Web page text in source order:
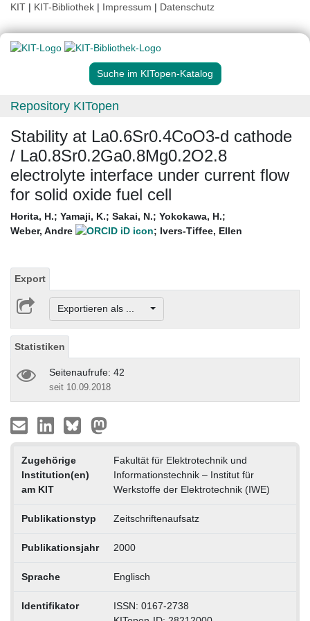
KIT | KIT-Bibliothek | Impressum | Datenschutz
Suche im KITopen-Katalog
Repository KITopen
Stability at La0.6Sr0.4CoO3-d cathode
/ La0.8Sr0.2Ga0.8Mg0.2O2.8
electrolyte interface under current flow
for solid oxide fuel cell
Horita, H.; Yamaji, K.; Sakai, N.; Yokokawa, H.;
Weber, Andre
; Ivers-Tiffee, Ellen
Export
Exportieren als ...
Statistiken
Seitenaufrufe: 42
seit 10.09.2018
Zugehörige
Institution(en)
am KIT
Fakultät für Elektrotechnik und
Informationstechnik – Institut für
Werkstoffe der Elektrotechnik (IWE)
Publikationstyp Zeitschriftenaufsatz
Publikationsjahr 2000
Sprache Englisch
Identifikator
ISSN: 0167-2738